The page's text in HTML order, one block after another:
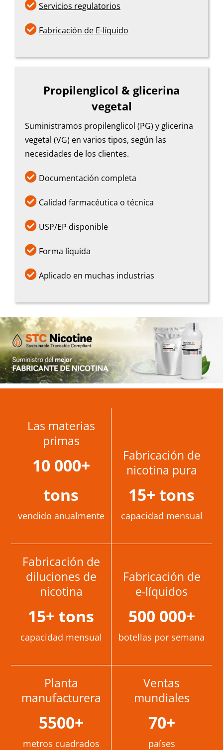
Servicios regulatorios
 Fabricación de E-líquido
Propilenglicol & glicerina
vegetal
Suministramos propilenglicol (PG) y glicerina
vegetal (VG) en varios tipos, según las
necesidades de los clientes.
Documentación completa
Calidad farmacéutica o técnica
USP/EP disponible
Forma líquida
Aplicado en muchas industrias
Las materias
primas
10 000+
tons
vendido anualmente
Fabricación de
nicotina pura
15+ tons
capacidad mensual
Fabricación de
diluciones de
nicotina
15+ tons
capacidad mensual
Fabricación de
e-líquidos
500 000+
botellas por semana
Planta
manufacturera
5500+
metros cuadrados
Ventas
mundiales
70+
países